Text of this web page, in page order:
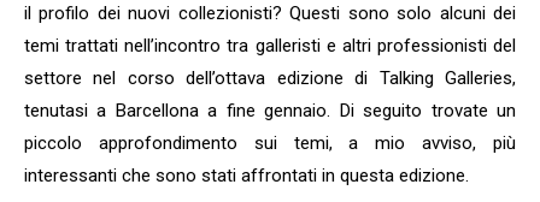
il profilo dei nuovi collezionisti? Questi sono solo alcuni dei
temi trattati nell’incontro tra galleristi e altri professionisti del
settore nel corso dell’ottava edizione di Talking Galleries,
tenutasi a Barcellona a fine gennaio. Di seguito trovate un
piccolo approfondimento sui temi, a mio avviso, più
interessanti che sono stati affrontati in questa edizione.